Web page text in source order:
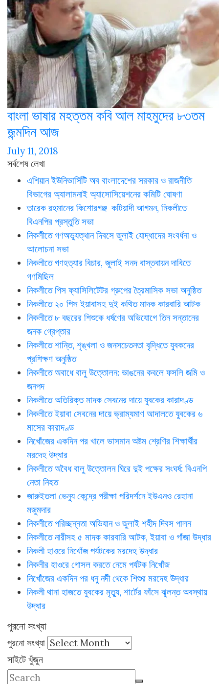
বাংলা ভাষার মহত্তম কবি আল মাহমুদের ৮৩তম
জন্মদিন আজ
July 11, 2018
সর্বশেষ লেখা
এশিয়ান ইউনিভার্সিটি অব বাংলাদেশের সরকার ও রাজনীতি
বিভাগের অ্যালামনাই অ্যাসোসিয়েশনের কমিটি ঘোষণা
তারেক রহমানের কিশোরগঞ্জ-কটিয়াদী আগমন, নিকলীতে
বিএনপির প্রস্তুতি সভা
নিকলীতে গণঅভ্যুত্থান দিবসে জুলাই যোদ্ধাদের সংবর্ধনা ও
আলোচনা সভা
নিকলীতে গণহত্যার বিচার, জুলাই সনদ বাস্তবায়ন দাবিতে
গণমিছিল
নিকলীতে পিস ফ্যাসিলিটেটর গ্রুপের ত্রৈমাসিক সভা অনুষ্ঠিত
নিকলীতে ২০ পিস ইয়াবাসহ দুই কথিত মাদক কারবারি আটক
নিকলীতে ৮ বছরের শিশুকে ধর্ষণের অভিযোগে তিন সন্তানের
জনক গ্রেপ্তার
নিকলীতে শান্তি, শৃঙ্খলা ও জনসচেতনতা বৃদ্ধিতে যুবকদের
প্রশিক্ষণ অনুষ্ঠিত
নিকলীতে অবাধে বালু উত্তোলন: ভাঙনের কবলে ফসলি জমি ও
জনপদ
নিকলীতে অতিরিক্ত মাদক সেবনের দায়ে যুবকের কারাদণ্ড
নিকলীতে ইয়াবা সেবনের দায়ে ভ্রাম্যমাণ আদালতে যুবকের ৬
মাসের কারাদণ্ড
নিখোঁজের একদিন পর খালে ভাসমান অষ্টম শ্রেণির শিক্ষার্থীর
মরদেহ উদ্ধার
নিকলীতে অবৈধ বালু উত্তোলন ঘিরে দুই পক্ষের সংঘর্ষ: বিএনপি
নেতা নিহত
জারুইতলা ভেন্যু কেন্দ্রে পরীক্ষা পরিদর্শনে ইউএনও রেহানা
মজুমদার
নিকলীতে পরিচ্ছন্নতা অভিযান ও জুলাই শহীদ দিবস পালন
নিকলীতে নারীসহ ৫ মাদক কারবারি আটক, ইয়াবা ও গাঁজা উদ্ধার
নিকলী হাওরে নিখোঁজ পর্যটকের মরদেহ উদ্ধার
নিকলীর হাওরে গোসল করতে নেমে পর্যটক নিখোঁজ
নিখোঁজের একদিন পর ধনু নদী থেকে শিশুর মরদেহ উদ্ধার
নিকলী থানা হাজতে যুবকের মৃত্যু, শার্টের ফাঁসে ঝুলন্ত অবস্থায়
উদ্ধার
পুরনো সংখ্যা
পুরনো সংখ্যা
সাইটে খুঁজুন